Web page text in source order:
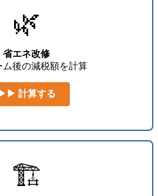
🌿
省エネ改修
ム後の減税額を計算
▶▶ 計算する
🏗️